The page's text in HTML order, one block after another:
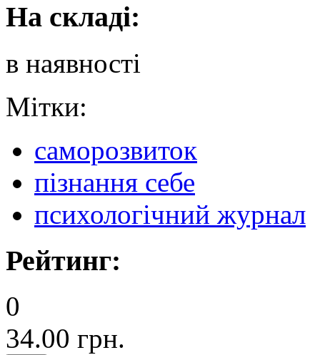
На складі:
в наявності
Мітки:
саморозвиток
пізнання себе
психологічний журнал
Рейтинг:
0
34.00 грн.